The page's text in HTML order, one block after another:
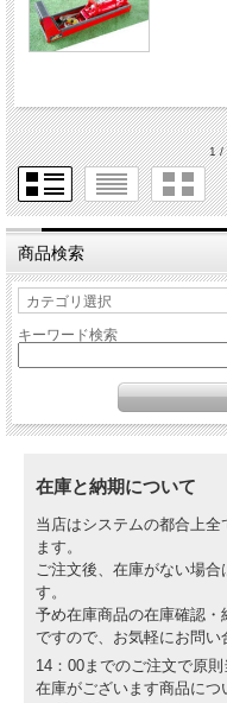
1 /
商品検索
キーワード検索
在庫と納期について
当店はシステムの都合上
ます。
ご注文後、在庫がない場
す。
予め在庫商品の在庫確認
ですので、お気軽にお問い
14：00までのご注文で原
在庫がございます商品につ